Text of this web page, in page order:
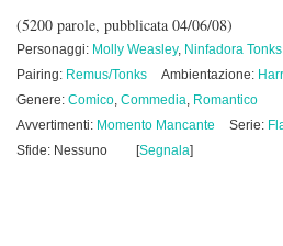
(5200 parole, pubblicata 04/06/08)
Personaggi: Molly Weasley, Ninfadora Tonks
Pairing: Remus/Tonks Ambientazione:
Genere: Comico, Commedia, Romantico
Avvertimenti: Momento Mancante Serie:
Sfide: Nessuno
[Segnala]